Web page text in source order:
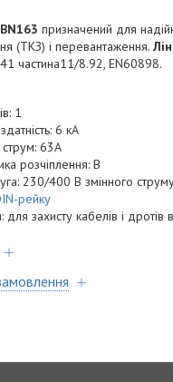
призначений для
(ТКЗ) і перевантаження.
частина11/8.92, EN60898.
1
6 кА
63А
розчіплення: В
230/400 В змінного
рейку
захисту кабелів і